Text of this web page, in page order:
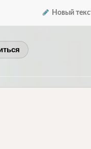
Новый